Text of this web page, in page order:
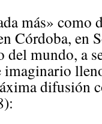
más»
Córdoba, en
mundo, a
imaginario
difusión